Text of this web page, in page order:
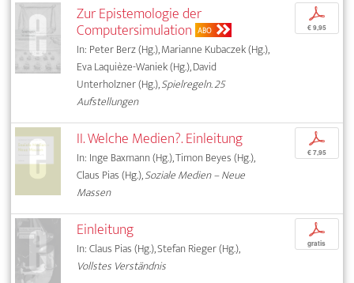
Zur Epistemologie der
Computersimulation ABO
In: Peter Berz (Hg.), Marianne Kubaczek (Hg.),
Eva Laquièze-Waniek (Hg.), David
Unterholzner (Hg.),Spielregeln. 25
Aufstellungen
p
€ 9,95
II. Welche Medien?. Einleitung
In: Inge Baxmann (Hg.), Timon Beyes (Hg.),
Claus Pias (Hg.),Soziale Medien – Neue
Massen
p
€ 7,95
Einleitung
In: Claus Pias (Hg.), Stefan Rieger (Hg.),
Vollstes Verständnis
p
gratis